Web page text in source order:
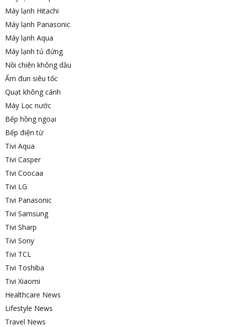
Máy lạnh Hitachi
Máy lạnh Panasonic
Máy lạnh Aqua
Máy lạnh tủ đứng
Nồi chiên không dầu
Ấm đun siêu tốc
Quạt không cánh
Máy Lọc nước
Bếp hồng ngoại
Bếp điện từ
Tivi Aqua
Tivi Casper
Tivi Coocaa
Tivi LG
Tivi Panasonic
Tivi Samsung
Tivi Sharp
Tivi Sony
Tivi TCL
Tivi Toshiba
Tivi Xiaomi
Healthcare News
Lifestyle News
Travel News